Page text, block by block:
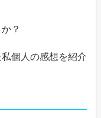
？
個人の感想を紹介